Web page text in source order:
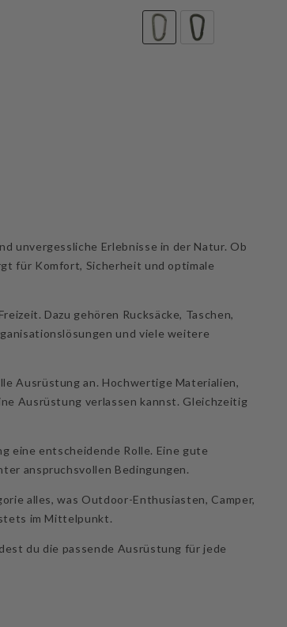
unvergessliche Erlebnisse in der Natur. Ob
für Komfort, Sicherheit und optimale
Dazu gehören Rucksäcke, Taschen,
und viele weitere
Ausrüstung an. Hochwertige Materialien,
Ausrüstung verlassen kannst. Gleichzeitig
eine entscheidende Rolle. Eine gute
anspruchsvollen Bedingungen.
alles, was Outdoor-Enthusiasten, Camper,
im Mittelpunkt.
du die passende Ausrüstung für jede